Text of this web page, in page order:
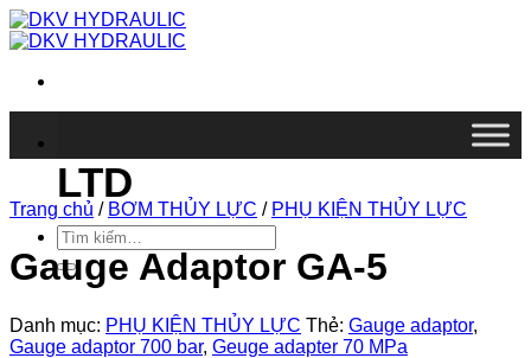
Chuyển
đến
dung
LTD
Tìm
kiếm:
Trang chủ / BƠM THỦY LỰC / PHỤ KIỆN THỦY LỰC
Gauge Adaptor GA-5
Danh mục: PHỤ KIỆN THỦY LỰC Thẻ: Gauge adaptor,
Gauge adaptor 700 bar, Geuge adapter 70 MPa